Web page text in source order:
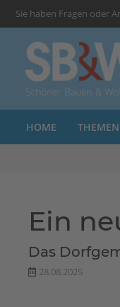
Sie haben Fragen oder
HOME THEMEN
Ein
Das
28.08.2025